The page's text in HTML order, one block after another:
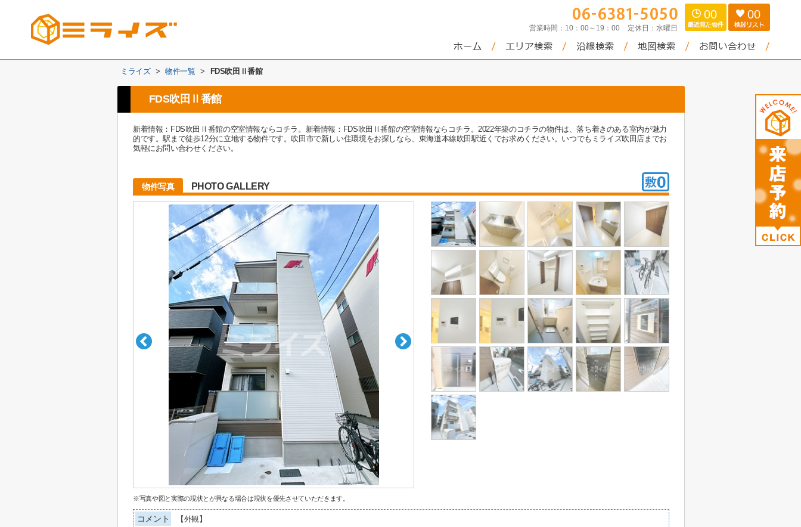
営業時間： 10：00～19：00 定休日： 水曜日
00 00
ミライズ > 物件一覧 > FDS吹田Ⅱ番館
FDS吹田Ⅱ番館
新着情報：FDS吹田Ⅱ番館の空室情報ならコチラ。新着情報：FDS吹田Ⅱ番館の空室情報ならコチラ。2022年築のコチラの物件は、落ち着きのある室内が魅力
的です。駅まで徒歩12分に立地する物件です。吹田市で新しい住環境をお探しなら、東海道本線吹田駅近くでお求めください。いつでもミライズ吹田店までお
気軽にお問い合わせください。
物件写真 PHOTO GALLERY
※写真や図と実際の現状とが異なる場合は現状を優先させていただきます。
コメント 【外観】